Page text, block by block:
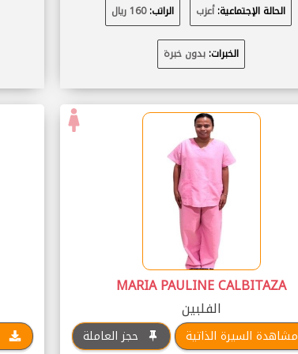
الحالة الإجتماعية:أعزب الراتب:160 ريال
الخبرات:بدون خبرة
MARIA PAULINE CALBITAZA
الفلبين
مشاهدة السيرة الذاتية
حجز العاملة